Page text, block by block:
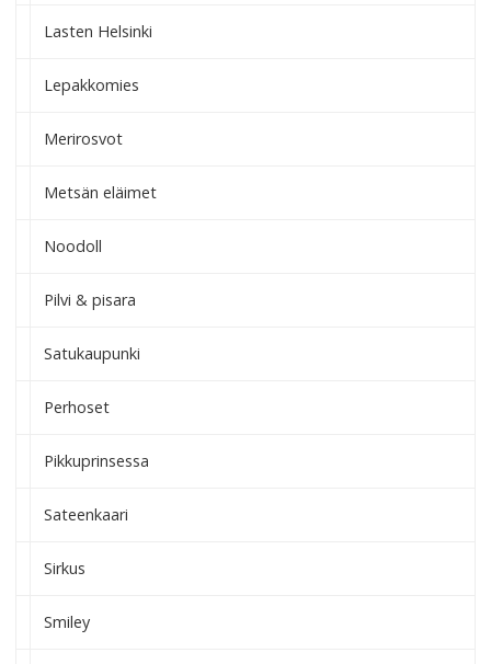
Lasten Helsinki
Lepakkomies
Merirosvot
Metsän eläimet
Noodoll
Pilvi & pisara
Satukaupunki
Perhoset
Pikkuprinsessa
Sateenkaari
Sirkus
Smiley